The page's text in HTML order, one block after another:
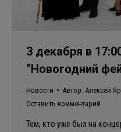
3 декабря в
“Новогодний
Новости Автор: Алексей
Оставить комментарий
Тем, кто уже был на